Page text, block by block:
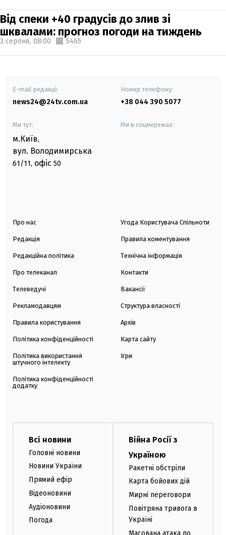
Від спеки +40 градусів до злив зі
шквалами: прогноз погоди на тиждень
3 серпня, 08:00 5465
E-mail редакції
news24@24tv.com.ua
Номер телефону:
+38 044 390 5077
Ми тут:
м.Київ,
вул. Володимирська
61/11, офіс 50
Ми в соцмережах:
Про нас
Редакція
Редакційна політика
Про телеканал
Телеведучі
Рекламодавцям
Правила користування
Політика конфіденційності
Політика використання
штучного інтелекту
Політика конфіденційності
додатку
Угода Користувача Спільноти
Правила коментування
Технічна інформація
Контакти
Вакансії
Структура власності
Архів
Карта сайту
Ігри
Всі новини
Головні новини
Новини України
Прямий ефір
Відеоновини
Аудіоновини
Погода
Війна Росії з
Україною
Ракетні обстріли
Карта бойових дій
Мирні переговори
Повітряна тривога в
Україні
Масована атака по